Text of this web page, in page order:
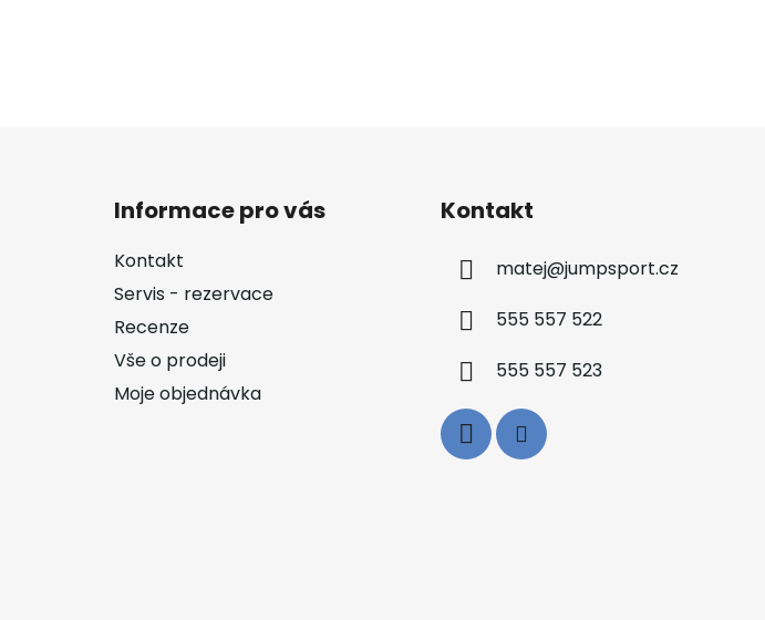
Informace pro vás
Kontakt
Servis - rezervace
Recenze
Vše o prodeji
Moje objednávka
Kontakt
matej@jumpsport.cz
555 557 522
555 557 523